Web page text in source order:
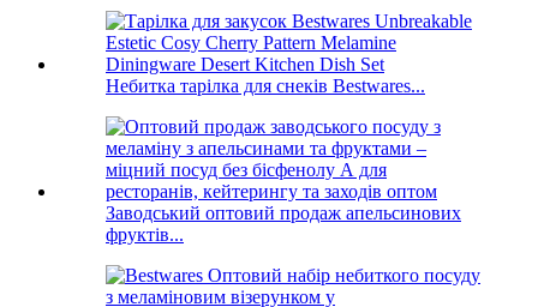
Небитка тарілка для снеків Bestwares...
Заводський оптовий продаж апельсинових
фруктів...